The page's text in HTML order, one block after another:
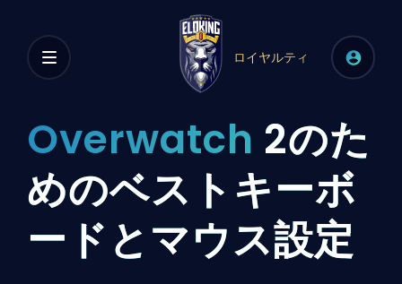
ロイヤルティ
Overwatch 2のた
めのベストキーボ
ードとマウス設定